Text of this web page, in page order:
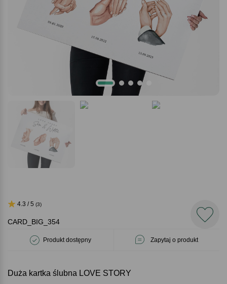
CARD_BIG_354
Produkt dostępny Zapytaj o produkt
4.3 / 5 (3)
Duża kartka ślubna LOVE STORY